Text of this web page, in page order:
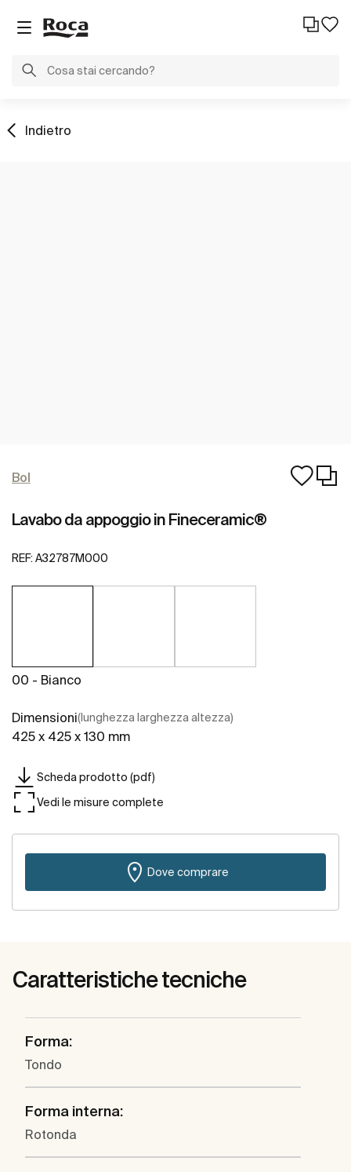
Indietro
Bol
Lavabo da appoggio in Fineceramic®
REF: A32787M000
00 - Bianco
Dimensioni(lunghezza larghezza altezza)
425 x 425 x 130 mm
Scheda prodotto (pdf)
Vedi le misure complete
Dove comprare
Caratteristiche tecniche
Forma:
Tondo
Forma interna:
Rotonda